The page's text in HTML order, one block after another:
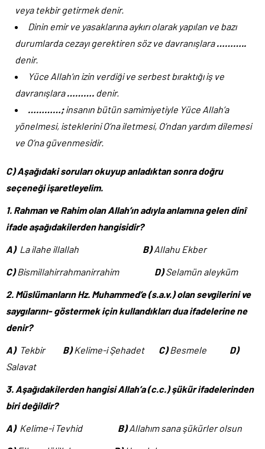
veya tekbir getirmek denir.
Dinin emir ve yasaklarına aykırı olarak yapılan ve bazı
durumlarda cezayı gerektiren söz ve davranışlara………..
denir.
Yüce Allah’ın izin verdiği ve serbest bıraktığı iş ve
davranışlara………. denir.
…………;insanın bütün samimiyetiyle Yüce Allah’a
yönelmesi, isteklerini O’na iletmesi, O’ndan yardım dilemesi
ve O’na güvenmesidir.
C) Aşağıdaki soruları okuyup anladıktan sonra doğru
seçeneği işaretleyelim.
1. Rahman ve Rahim olan Allah’ın adıyla anlamına gelen dinî
ifade aşağıdakilerden hangisidir?
A)La ilahe illallah B)Allahu Ekber
C)Bismillahirrahmanirrahim D)Selamün aleyküm
2. Müslümanların Hz. Muhammed’e (s.a.v.) olan sevgilerini ve
saygılarını- göstermek için kullandıkları dua ifadelerine ne
denir?
A)Tekbir B)Kelime-i Şehadet C)Besmele D)
Salavat
3. Aşağıdakilerden hangisi Allah’a (c.c.) şükür ifadelerinden
biri değildir?
A)Kelime-i Tevhid B)Allahım sana şükürler olsun